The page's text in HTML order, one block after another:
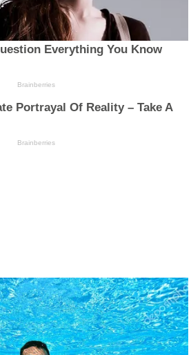
Everything You Know
Brainberries
Portrayal Of Reality – Take A
Brainberries